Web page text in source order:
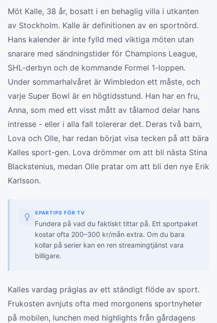
Möt Kalle, 38 år, bosatt i en behaglig villa i utkanten
av Stockholm. Kalle är definitionen av en sportnörd.
Hans kalender är inte fylld med viktiga möten utan
snarare med sändningstider för Champions League,
SHL-derbyn och de kommande Formel 1-loppen.
Under sommarhalvåret är Wimbledon ett måste, och
varje Super Bowl är en högtidsstund. Han har en fru,
Anna, som med ett visst mått av tålamod delar hans
intresse - eller i alla fall tolererar det. Deras två barn,
Lova och Olle, har redan börjat visa tecken på att bära
Kalles sport-gen. Lova drömmer om att bli nästa Stina
Blackstenius, medan Olle pratar om att bli den nye Erik
Karlsson.
SPARTIPS FÖR TV
Fundera på vad du faktiskt tittar på. Ett sportpaket
kostar ofta 200–300 kr/mån extra. Om du bara
kollar på serier kan en ren streamingtjänst vara
billigare.
Kalles vardag präglas av ett ständigt flöde av sport.
Frukosten avnjuts ofta med morgonens sportnyheter
på mobilen, lunchen med highlights från gårdagens